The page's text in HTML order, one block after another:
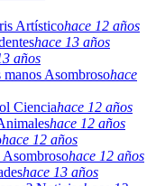
Artísticohace 12 años
hace 13 años
años
Asombrosohace
Cienciahace 12 años
hace 12 años
hace 12 años
Asombrosohace 12 años
hace 13 años